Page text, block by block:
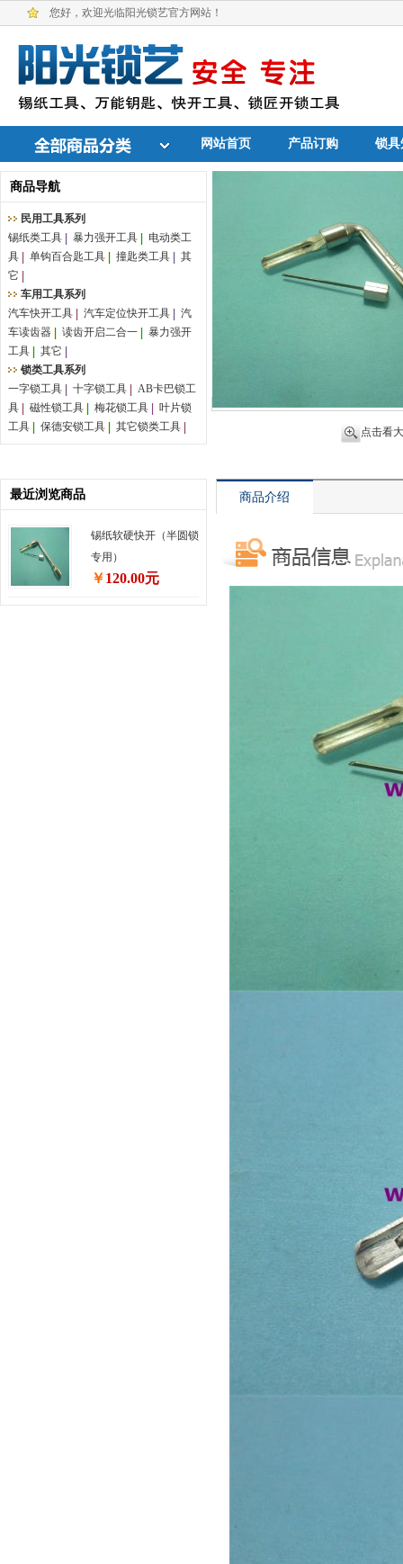
您好，欢迎光临阳光锁艺官方网站！
网站首页 产品订购 锁
商品导航
民用工具系列
锡纸类工具
暴力强开工具
电动类工
具
单钩百合匙工具 撞匙类工具
其
它
车用工具系列
汽车快开工具
汽车定位快开工具
汽
车读齿器
读齿开启二合一
暴力强开
工具
其它
锁类工具系列
一字锁工具
十字锁工具
AB卡巴锁工
具
磁性锁工具 梅花锁工具
叶片锁
工具
保德安锁工具 其它锁类工具 点击看
最近浏览商品
锡纸软硬快开（半圆锁
专用）
￥120.00元
商品介绍